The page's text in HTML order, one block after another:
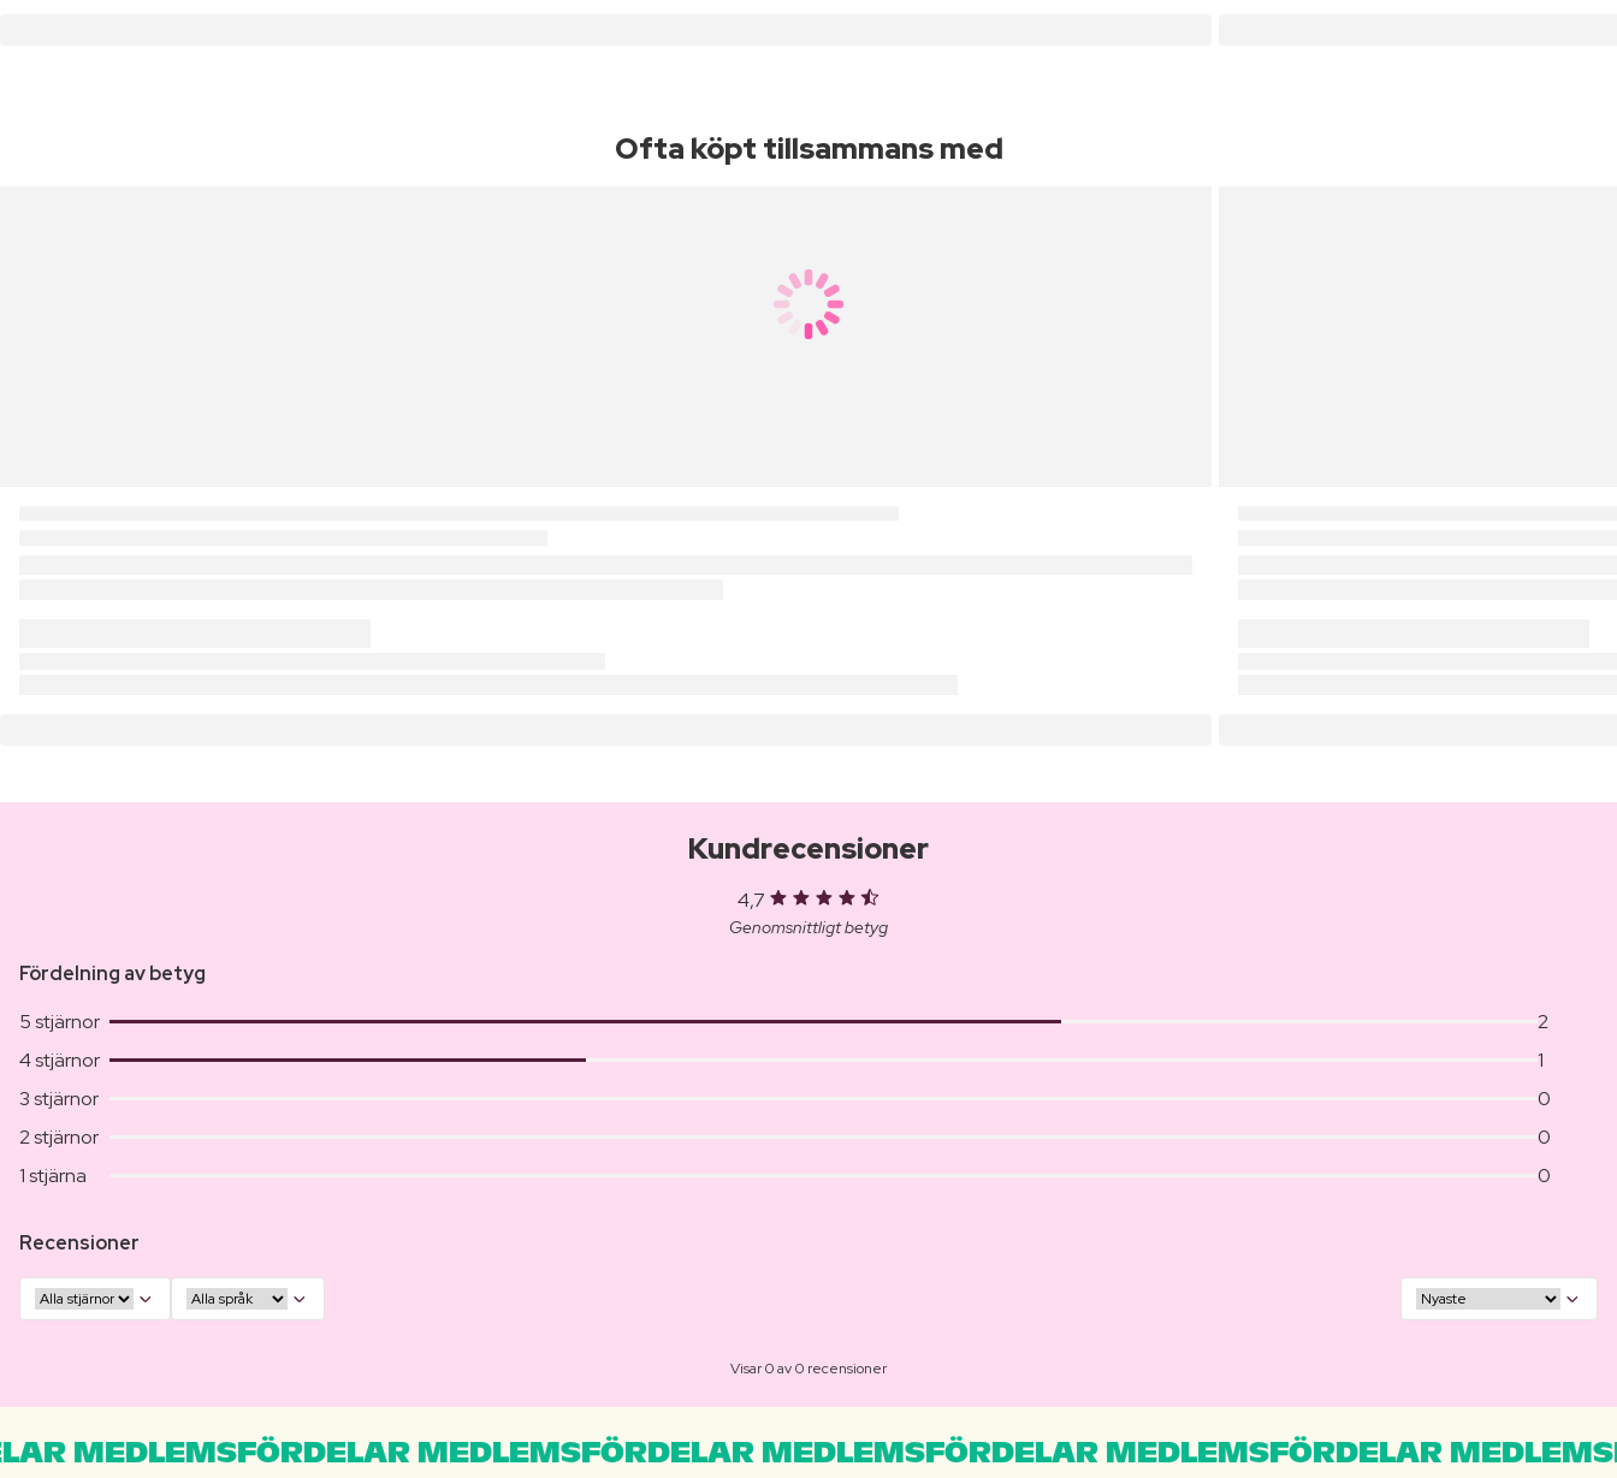
Ofta köpt tillsammans med
Kundrecensioner
4,7
Genomsnittligt betyg
Fördelning av betyg
5 stjärnor
2
4 stjärnor
1
3 stjärnor
0
2 stjärnor
0
1 stjärna
0
Recensioner
Visar 0 av 0 recensioner
MEDLEMSFÖRDELAR MEDLEMSFÖRDELAR MEDLEMSFÖRDELAR MEDLEMSFÖRDELAR